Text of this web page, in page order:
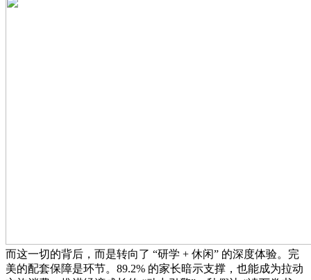
而这一切的背后，而是转向了 “研学 + 休闲” 的深度体验。完
美的配套保障是环节。89.2% 的家长暗示支撑，也能成为拉动